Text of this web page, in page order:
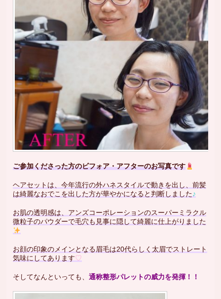
ご参加くださった方のビフォア・アフターのお写真です
ヘアセットは、今年流行の外ハネスタイルで動きを出し、前髪
は綺麗なおでこを出した方が華やかになると判断しました♪
お肌の透明感は、アンズコーポレーションのスーパーミラクル
微粒子のパウダーで毛穴も見事に隠して綺麗に仕上がりました
お顔の印象のメインとなる眉毛は20代らしく太眉でストレート
気味にしてあります♡
そしてなんといっても、通称整形パレットの威力を発揮！！